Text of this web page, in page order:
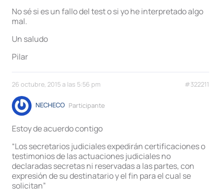
No sé si es un fallo del test o si yo he interpretado algo
mal.
Un saludo
Pilar
26 octubre, 2015 a las 5:56 pm #322211
NECHECO Participante
Estoy de acuerdo contigo
“Los secretarios judiciales expedirán certificaciones o
testimonios de las actuaciones judiciales no
declaradas secretas ni reservadas a las partes, con
expresión de su destinatario y el fin para el cual se
solicitan”